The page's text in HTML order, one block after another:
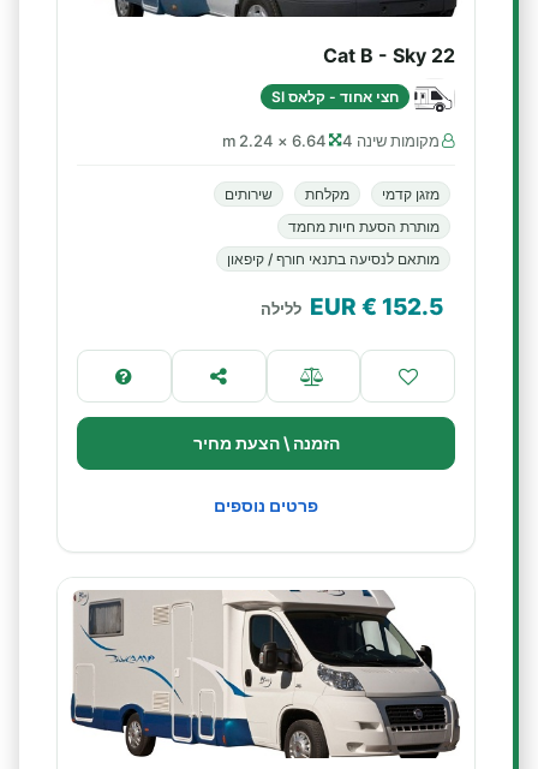
Cat B - Sky 22
חצי אחוד - קלאס SI
מקומות שינה 4 6.64 × 2.24 m
מזגן קדמי מקלחת
שירותים
מותרת הסעת חיות מחמד
מותאם לנסיעה בתנאי חורף / קיפאון
152.5
€ EUR ללילה
הזמנה \ הצעת מחיר
פרטים נוספים